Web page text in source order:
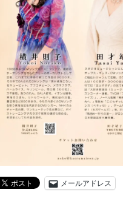
メールアドレス